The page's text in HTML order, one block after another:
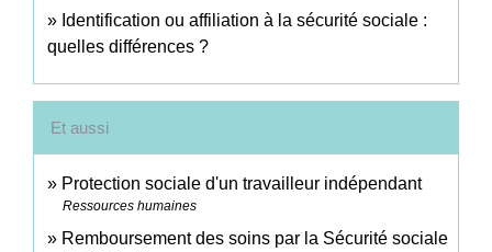
Identification ou affiliation à la sécurité sociale :
quelles différences ?
Et aussi
Protection sociale d'un travailleur indépendant
Ressources humaines
Remboursement des soins par la Sécurité sociale